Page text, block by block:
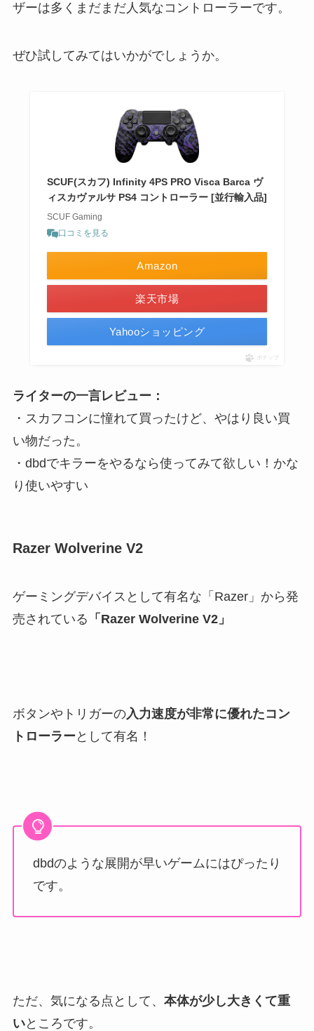
ザーは多くまだまだ人気なコントローラーです。
ぜひ試してみてはいかがでしょうか。
SCUF(スカフ) Infinity 4PS PRO Visca Barca ヴ
ィスカヴァルサ PS4 コントローラー [並行輸入品]
SCUF Gaming
口コミを見る
Amazon
楽天市場
Yahooショッピング
ポチップ
ライターの一言レビュー：
・スカフコンに憧れて買ったけど、やはり良い買
い物だった。
・dbdでキラーをやるなら使ってみて欲しい！かな
り使いやすい
Razer Wolverine V2
ゲーミングデバイスとして有名な「Razer」から発
売されている 「Razer Wolverine V2」
ボタンやトリガーの入力速度が非常に優れたコン
トローラー として有名！
dbdのような展開が早いゲームにはぴったり
です。
ただ、気になる点として、 本体が少し大きくて重
いところです。